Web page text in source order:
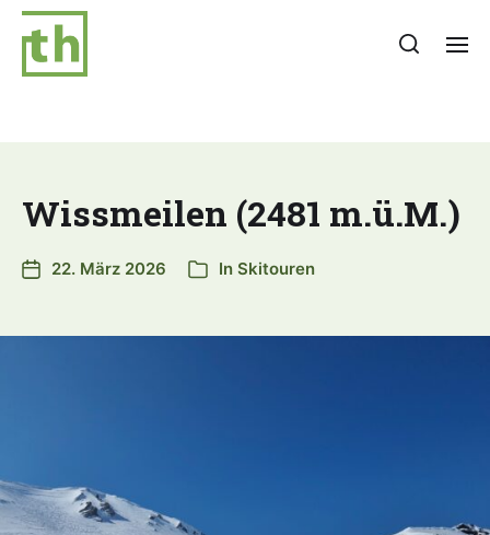
Wissmeilen (2481 m.ü.M.)
22. März 2026 In Skitouren